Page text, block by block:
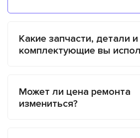
Какие запчасти, детали и
комплектующие вы
Может ли цена ремонта
измениться?